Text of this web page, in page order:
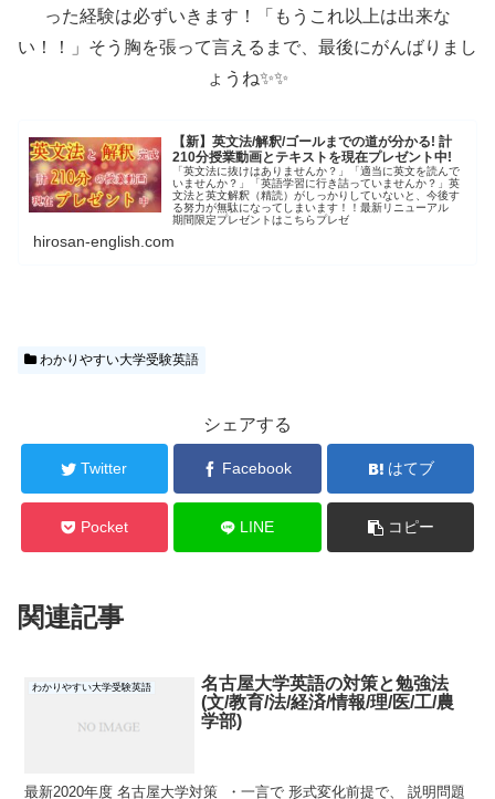
った経験は必ずいきます！「もうこれ以上は出来な
い！！」そう胸を張って言えるまで、最後にがんばりまし
ょうね✨✨
【新】英文法/解釈/ゴールまでの道が分かる! 計
210分授業動画とテキストを現在プレゼント中!
「英文法に抜けはありませんか？」「適当に英文を読んで
いませんか？」「英語学習に行き詰っていませんか？」英
文法と英文解釈（精読）がしっかりしていないと、今後す
る努力が無駄になってしまいます！！最新リニューアル
期間限定プレゼントはこちらプレゼ
hirosan-english.com
わかりやすい大学受験英語
シェアする
Twitter Facebook はてブ
Pocket LINE コピー
関連記事
わかりやすい大学受験英語
名古屋大学英語の対策と勉強法
(文/教育/法/経済/情報/理/医/工/農
学部)
最新2020年度 名古屋大学対策 ・一言で 形式変化前提で、 説明問題